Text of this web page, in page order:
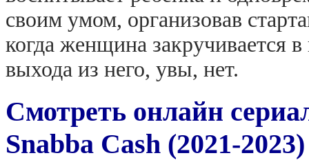
своим умом, организовав
когда женщина закручивается
выхода из него, увы, нет.
Смотреть онлайн
Snabba Cash (2021-